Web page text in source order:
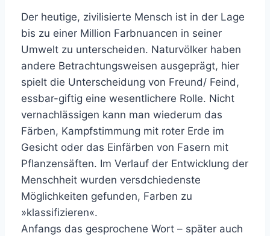
Der heutige, zivilisierte Mensch ist in der Lage
bis zu einer Million Farbnuancen in seiner
Umwelt zu unterscheiden. Naturvölker haben
andere Betrachtungsweisen ausgeprägt, hier
spielt die Unterscheidung von Freund/ Feind,
essbar-giftig eine wesentlichere Rolle. Nicht
vernachlässigen kann man wiederum das
Färben, Kampfstimmung mit roter Erde im
Gesicht oder das Einfärben von Fasern mit
Pflanzensäften. Im Verlauf der Entwicklung der
Menschheit wurden versdchiedenste
Möglichkeiten gefunden, Farben zu
»klassifizieren«.
Anfangs das gesprochene Wort – später auch